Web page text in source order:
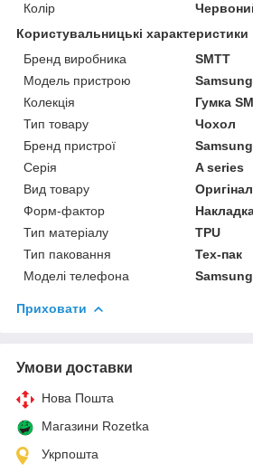
Колір
Користувальницькі характеристики
Бренд виробника
SMTT
Модель пристрою
Колекція
Гумка
Тип товару
Чохол
Бренд пристрої
Samsung
Серія
A series
Вид товару
Форм-фактор
Тип матеріалу
TPU
Тип паковання
Тех-пак
Моделі телефона
Приховати
Умови доставки
Нова Пошта
Магазини Rozetka
Укрпошта